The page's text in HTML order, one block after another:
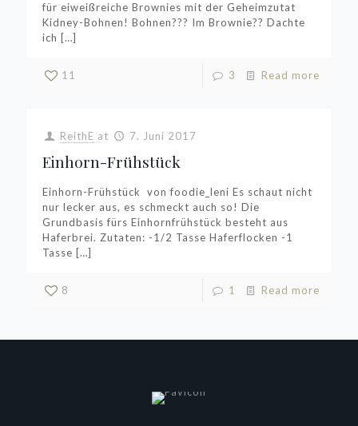
für eiweißreiche Brownies mit der Geheimzutat
Kidney-Bohnen! Bohnen??? Im Brownie?? Dachte
ich […]
11 3 Read more
ReithE at 7. Juni 2017
Einhorn-Frühstück
Einhorn-Frühstück von foodie_leni Es schaut nicht
nur lecker aus, es schmeckt auch so! Die
Grundbasis fürs Einhornfrühstück besteht aus
Haferbrei. Zutaten: -1/2 Tasse Haferflocken -1
Tasse […]
8 1 Read more